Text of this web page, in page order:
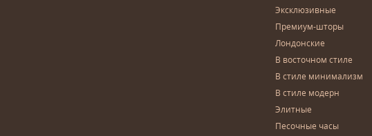
Эксклюзивные
Премиум-шторы
Лондонские
В восточном стиле
В стиле минимализм
В стиле модерн
Элитные
Песочные часы